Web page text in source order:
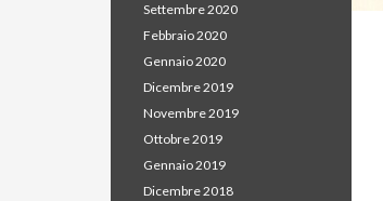
Settembre 2020
Febbraio 2020
Gennaio 2020
Dicembre 2019
Novembre 2019
Ottobre 2019
Gennaio 2019
Dicembre 2018